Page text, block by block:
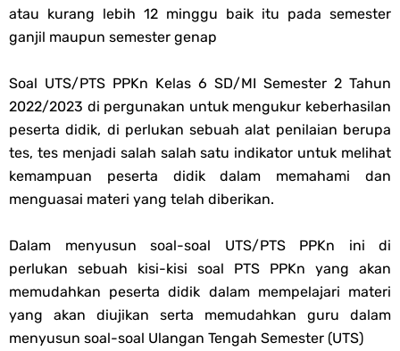
Qur'an Hadis PPG 2025
Soal OMI Ekonomi Terintegrasi Jenjang MA
Unduh Buku Teks Utama (BTU) Mapel Akidah Akhlak Jenang MI, MTs
Saturday, 8 August
atau kurang lebih 12 minggu baik itu pada semester
ganjil maupun semester genap
Soal UTS/PTS PPKn Kelas 6 SD/MI Semester 2 Tahun
2022/2023 di pergunakan untuk mengukur keberhasilan
peserta didik, di perlukan sebuah alat penilaian berupa
tes, tes menjadi salah salah satu indikator untuk melihat
kemampuan peserta didik dalam memahami dan
menguasai materi yang telah diberikan.
Dalam menyusun soal-soal UTS/PTS PPKn ini di
perlukan sebuah kisi-kisi soal PTS PPKn yang akan
memudahkan peserta didik dalam mempelajari materi
yang akan diujikan serta memudahkan guru dalam
menyusun soal-soal Ulangan Tengah Semester (UTS)